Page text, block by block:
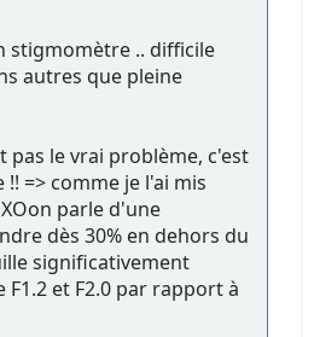
stigmomètre .. difficile
autres que pleine
pas le vrai problème, c'est
=> comme je l'ai mis
parle d'une
dès 30% en dehors du
significativement
et F2.0 par rapport à